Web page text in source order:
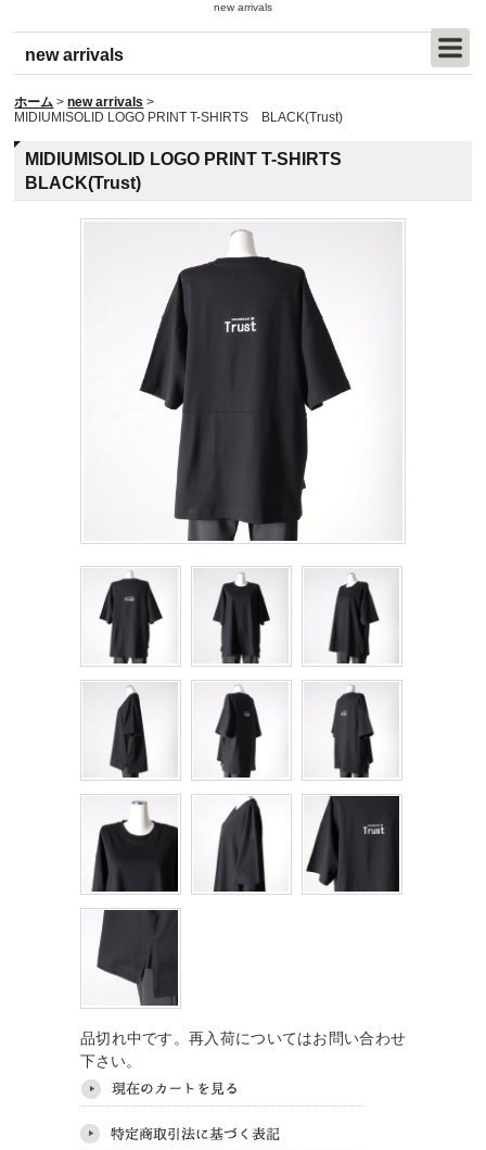
new arrivals
new arrivals
ホーム > new arrivals >
MIDIUMISOLID LOGO PRINT T-SHIRTS BLACK(Trust)
MIDIUMISOLID LOGO PRINT T-SHIRTS
BLACK(Trust)
品切れ中です。再入荷についてはお問い合わせ
下さい。